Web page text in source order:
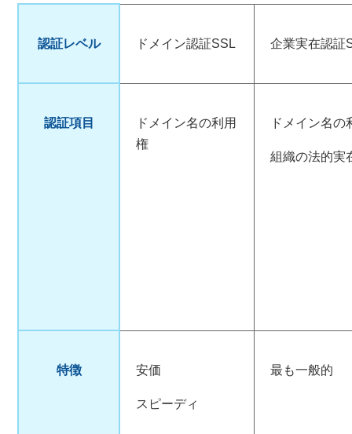
認証レベル ドメイン認証SSL 企業実在認証
認証項目
ドメイン名の利用
権
ドメイン名の
組織の法的実
特徴 安価
スピーディ
最も一般的